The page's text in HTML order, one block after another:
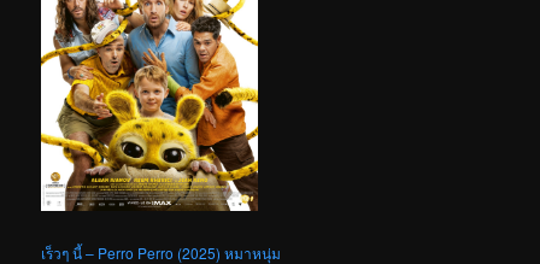
เร็วๆ นี้ – Perro Perro (2025) หมาหนุ่ม